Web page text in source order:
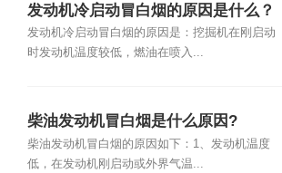
发动机冷启动冒白烟的原因是什么？
发动机冷启动冒白烟的原因是：挖掘机在刚启动
时发动机温度较低，燃油在喷入...
柴油发动机冒白烟是什么原因?
柴油发动机冒白烟的原因如下：1、发动机温度
低，在发动机刚启动或外界气温...